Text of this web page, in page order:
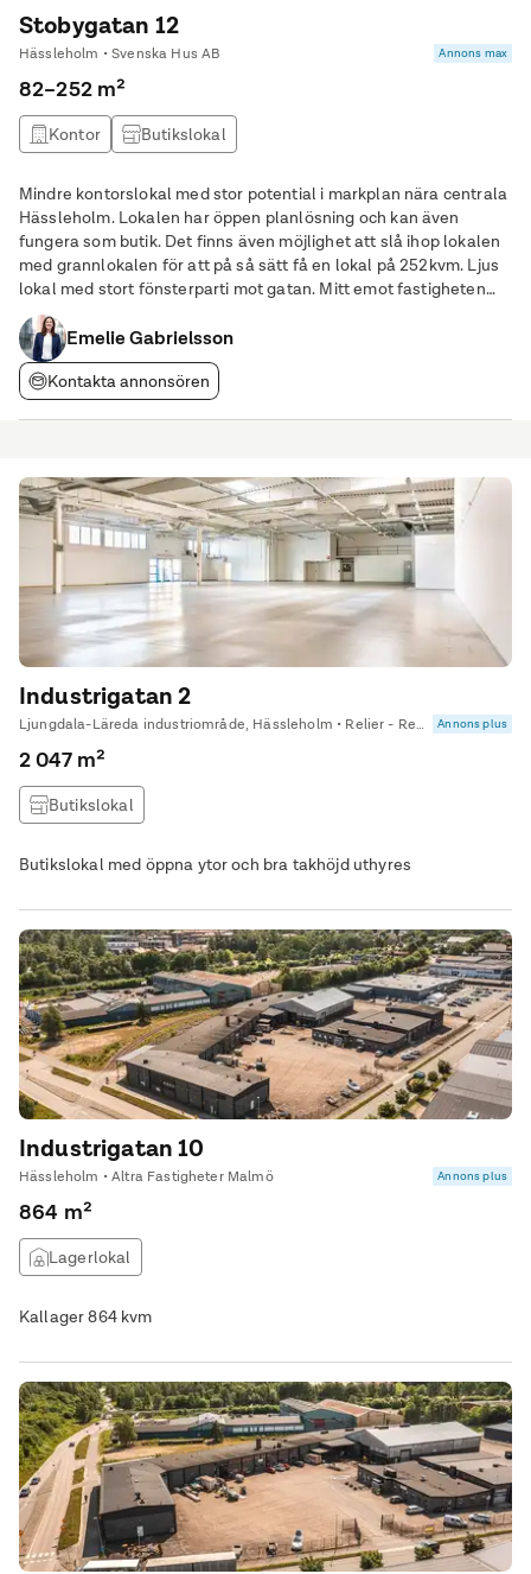
Stobygatan 12
Hässleholm • Svenska Hus AB Annons max
82–252 m²
Kontor Butikslokal
Mindre kontorslokal med stor potential i markplan nära centrala
Hässleholm. Lokalen har öppen planlösning och kan även
fungera som butik. Det finns även möjlighet att slå ihop lokalen
med grannlokalen för att på så sätt få en lokal på 252kvm. Ljus
lokal med stort fönsterparti mot gatan. Mitt emot fastigheten
finner du Stadsparken med dess grönområden, perfekt för en
lunchpromenad. Kontakta oss
Emelie Gabrielsson
Kontakta annonsören
Industrigatan 2
Ljungdala-Läreda industriområde, Hässleholm • Relier - Real Estate Advisor Syd Annons plus
2 047 m²
Butikslokal
Butikslokal med öppna ytor och bra takhöjd uthyres
Industrigatan 10
Hässleholm • Altra Fastigheter Malmö Annons plus
864 m²
Lagerlokal
Kallager 864 kvm